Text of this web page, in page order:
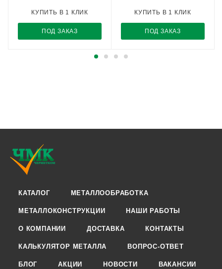
ПОД ЗАКАЗ
КУПИТЬ В 1 КЛИК
ПОД ЗАКАЗ
КУПИТЬ В 1 КЛИК
КАТАЛОГ МЕТАЛЛООБРАБОТКА
МЕТАЛЛОКОНСТРУКЦИИ НАШИ РАБОТЫ
О КОМПАНИИ ДОСТАВКА КОНТАКТЫ
КАЛЬКУЛЯТОР МЕТАЛЛА ВОПРОС-ОТВЕТ
БЛОГ АКЦИИ НОВОСТИ ВАКАНСИИ